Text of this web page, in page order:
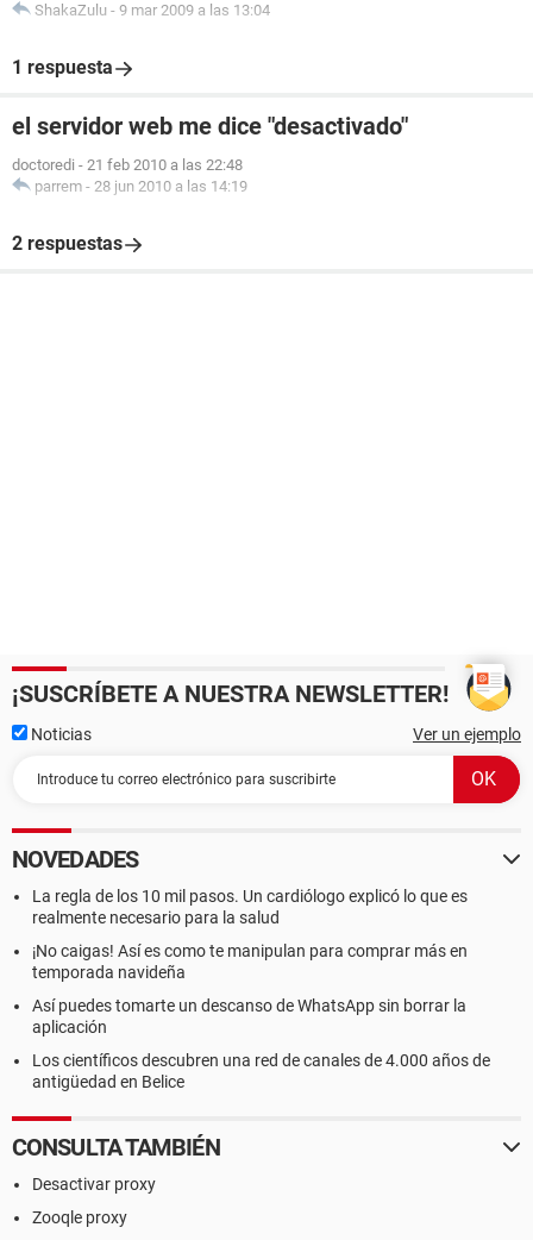
ShakaZulu - 9 mar 2009 a las 13:04
1 respuesta
el servidor web me dice "desactivado"
doctoredi - 21 feb 2010 a las 22:48
parrem - 28 jun 2010 a las 14:19
2 respuestas
¡SUSCRÍBETE A NUESTRA NEWSLETTER!
Noticias Ver un ejemplo
NOVEDADES
La regla de los 10 mil pasos. Un cardiólogo explicó lo que es
realmente necesario para la salud
¡No caigas! Así es como te manipulan para comprar más en
temporada navideña
Así puedes tomarte un descanso de WhatsApp sin borrar la
aplicación
Los científicos descubren una red de canales de 4.000 años de
antigüedad en Belice
CONSULTA TAMBIÉN
Desactivar proxy
Zooqle proxy